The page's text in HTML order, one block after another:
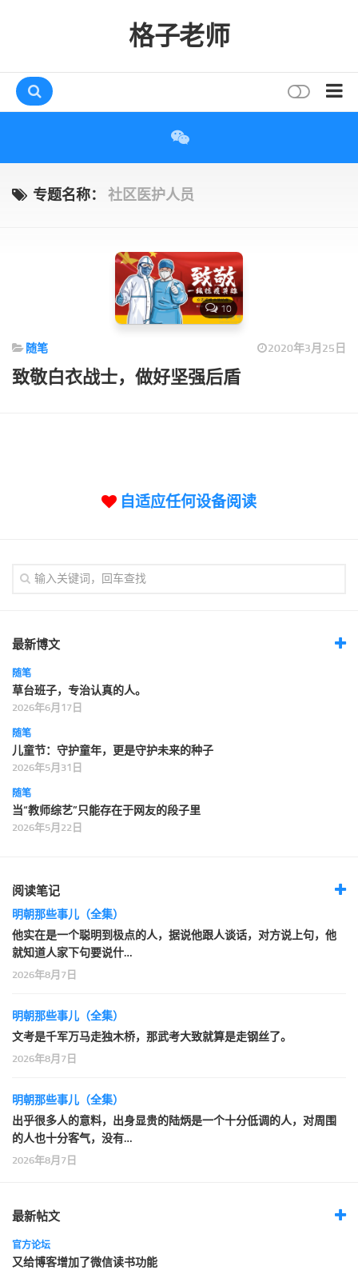
格子老师
互动
专题名称： 社区医护人员
10
随笔 2020年3月25日
致敬白衣战士，做好坚强后盾
自适应任何设备阅读
最新博文
随笔
草台班子，专治认真的人。
2026年6月17日
随笔
儿童节：守护童年，更是守护未来的种子
2026年5月31日
随笔
当“教师综艺”只能存在于网友的段子里
2026年5月22日
阅读笔记
明朝那些事儿（全集）
他实在是一个聪明到极点的人，据说他跟人谈话，对方说上句，他
就知道人家下句要说什…
2026年8月7日
明朝那些事儿（全集）
文考是千军万马走独木桥，那武考大致就算是走钢丝了。
2026年8月7日
明朝那些事儿（全集）
出乎很多人的意料，出身显贵的陆炳是一个十分低调的人，对周围
的人也十分客气，没有…
2026年8月7日
最新帖文
官方论坛
又给博客增加了微信读书功能